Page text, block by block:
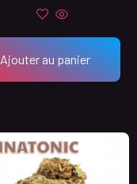
Ajouter au panier